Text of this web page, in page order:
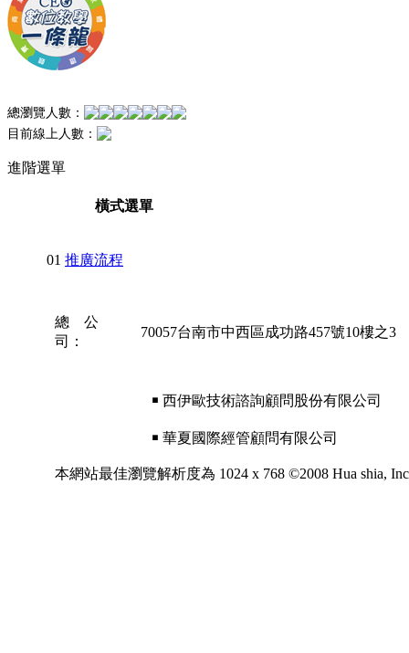
總瀏覽人數：
目前線上人數：
進階選單
橫式選單
01 推廣流程
總 公
司：
70057台南市中西區成功路457號10樓之3
￭ 西伊歐技術諮詢顧問股份有限公司
￭ 華夏國際經管顧問有限公司
本網站最佳瀏覽解析度為 1024 x 768 ©2008 Hua shia,